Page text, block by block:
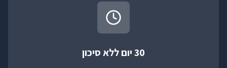
30 יום ללא סיכון